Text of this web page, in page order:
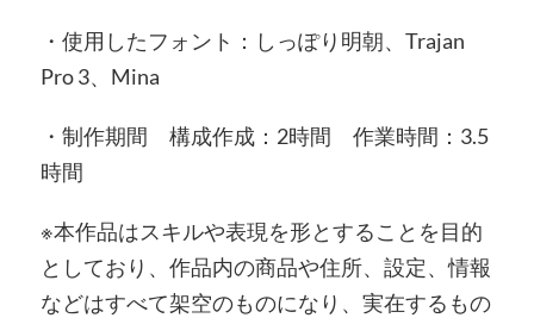
・使用したフォント：しっぽり明朝、Trajan
Pro 3、Mina
・制作期間 構成作成：2時間 作業時間：3.5
時間
※本作品はスキルや表現を形とすることを目的
としており、作品内の商品や住所、設定、情報
などはすべて架空のものになり、実在するもの